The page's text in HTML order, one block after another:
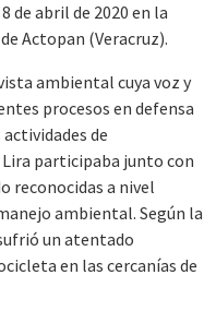
de abril de 2020 en la
Actopan (Veracruz).
ambiental cuya voz y
procesos en defensa
de
Lira participaba junto con
reconocidas a nivel
ambiental. Según la
un atentado
en las cercanías de